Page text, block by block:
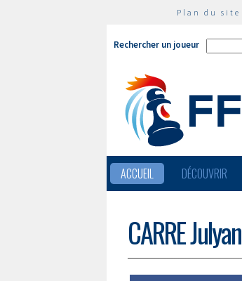
Plan du site
Rechercher un joueur
ACCUEIL DÉCOUVRIR
CARRE Julyan